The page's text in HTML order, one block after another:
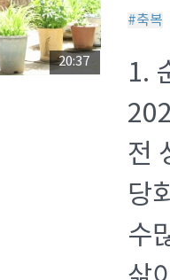
20:37
#축복
1.
전
당
수